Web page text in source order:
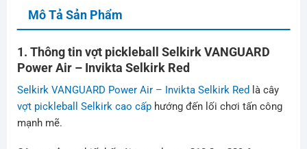
Mô Tả Sản Phẩm
1. Thông tin vợt pickleball Selkirk VANGUARD
Power Air – Invikta Selkirk Red
Selkirk VANGUARD Power Air – Invikta Selkirk Red là cây
vợt pickleball Selkirk cao cấphướng đến lối chơi tấn công
mạnh mẽ.